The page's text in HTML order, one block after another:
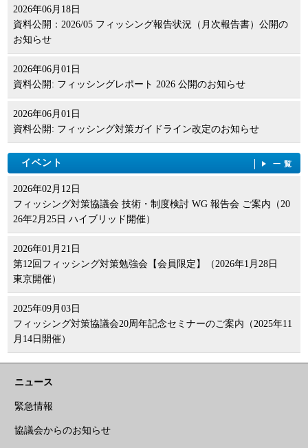
2026年06月18日
資料公開：2026/05 フィッシング報告状況（月次報告書）公開の
お知らせ
2026年06月01日
資料公開: フィッシングレポート 2026 公開のお知らせ
2026年06月01日
資料公開: フィッシング対策ガイドライン改定のお知らせ
イベント 一覧
2026年02月12日
フィッシング対策協議会 技術・制度検討 WG 報告会 ご案内（20
26年2月25日 ハイブリッド開催）
2026年01月21日
第12回フィッシング対策勉強会【会員限定】（2026年1月28日
東京開催）
2025年09月03日
フィッシング対策協議会20周年記念セミナーのご案内（2025年11
月14日開催）
ニュース
緊急情報
協議会からのお知らせ